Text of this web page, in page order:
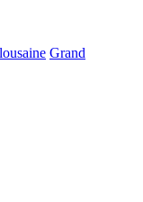
Grand